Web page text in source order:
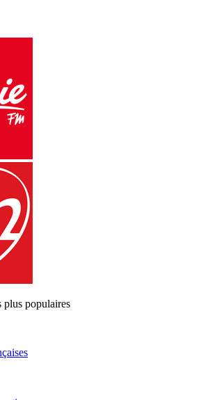
plus populaires